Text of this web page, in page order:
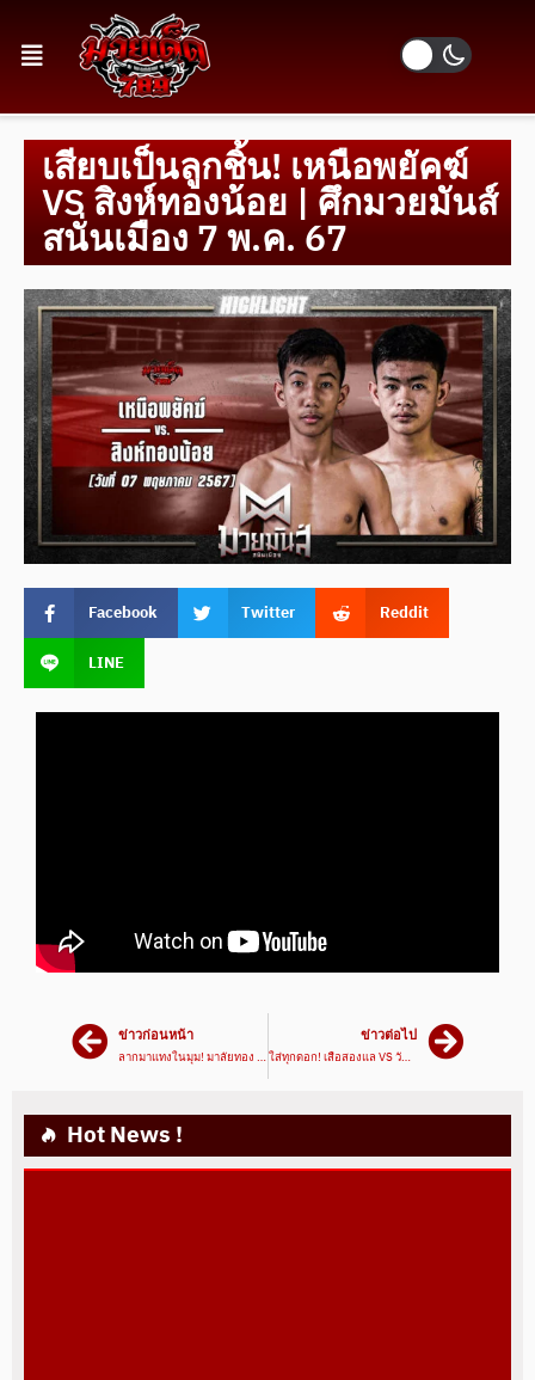
เสียบเป็นลูกชิ้น! เหนือพยัคฆ์
VS สิงห์ทองน้อย | ศึกมวยมันส์
สนั่นเมือง 7 พ.ค. 67
Facebook Twitter
Reddit
LINE
ข่าวก่อนหน้า
ลากมาแทงในมุม! มาลัยทอง VS เพชรศรีธนญชัย | ศึกมวยมันส์สนั่นเมือง 7 พ.ค. 67
ข่าวต่อไป
ใส่ทุกดอก! เสือสองแล VS วันเฮง | ศึกมวยมันส์สนั่นเมือง 7 พ.ค. 67
Hot News !